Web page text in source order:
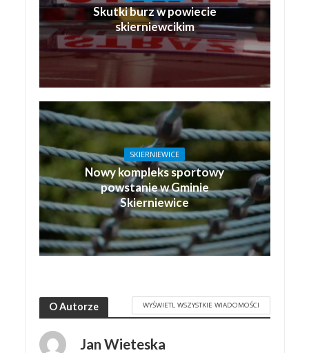
Skutki burz w powiecie
skierniewcikim
SKIERNIEWICE
Nowy kompleks sportowy
powstanie w Gminie
Skierniewice
O Autorze WYŚWIETL WSZYSTKIE WIADOMOŚCI
Jan Wieteska